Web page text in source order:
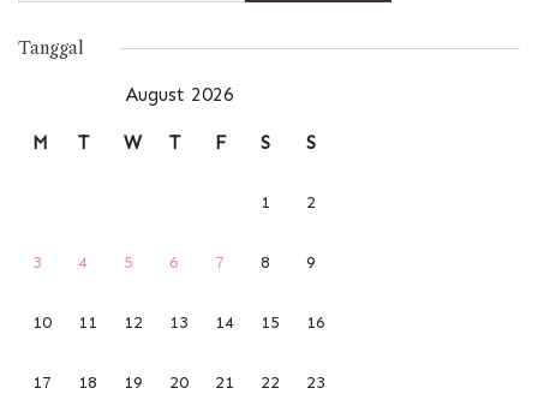
Tanggal
August 2026
M T W T F S S
1 2
3 4 5 6 7 8 9
10 11 12 13 14 15 16
17 18 19 20 21 22 23